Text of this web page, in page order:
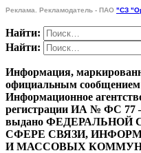
Реклама. Рекламодатель - ПАО "СЗ
Найти:
Найти:
Информация,
официальным сообщением
Информационное
регистрации ИА № ФС 77 –
выдано
СФЕРЕ СВЯЗИ,
И МАССОВЫХ